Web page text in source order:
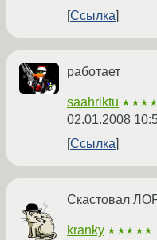
Ссылка
работает
saahriktu
02.01.2008
Ссылка
Скастовал
kranky ★★★★★